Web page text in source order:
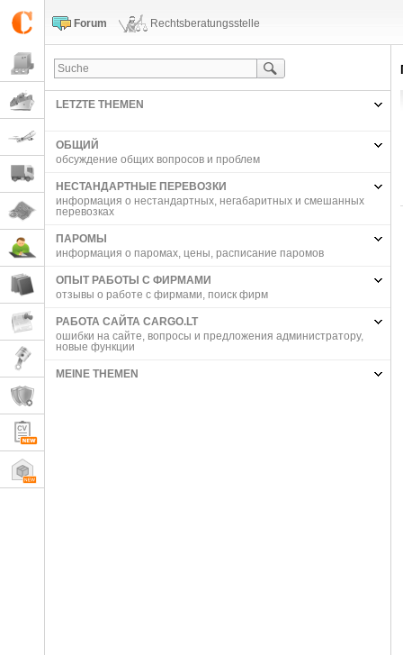
Forum Rechtsberatungsstelle
LETZTE THEMEN
ОБЩИЙ
обсуждение общих вопросов и проблем
НЕСТАНДАРТНЫЕ ПЕРЕВОЗКИ
информация о нестандартных, негабаритных и смешанных
перевозках
ПАРОМЫ
информация о паромах, цены, расписание паромов
ОПЫТ РАБОТЫ С ФИРМАМИ
отзывы о работе с фирмами, поиск фирм
РАБОТА САЙТА CARGO.LT
ошибки на сайте, вопросы и предложения администратору,
новые функции
MEINE THEMEN